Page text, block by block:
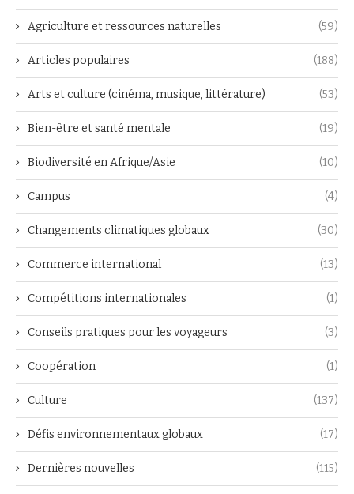
Agriculture et ressources naturelles (59)
Articles populaires (188)
Arts et culture (cinéma, musique, littérature) (53)
Bien-être et santé mentale (19)
Biodiversité en Afrique/Asie (10)
Campus (4)
Changements climatiques globaux (30)
Commerce international (13)
Compétitions internationales (1)
Conseils pratiques pour les voyageurs (3)
Coopération (1)
Culture (137)
Défis environnementaux globaux (17)
Dernières nouvelles (115)